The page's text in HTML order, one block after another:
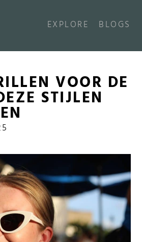
EXPLORE BLOGS
VOOR DE
STIJLEN